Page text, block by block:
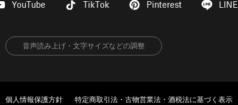
YouTube TikTok Pinterest LINE
音声読み上げ・文字サイズなどの調整
個人情報保護方針 特定商取引法・古物営業法・酒税法に基づく表示